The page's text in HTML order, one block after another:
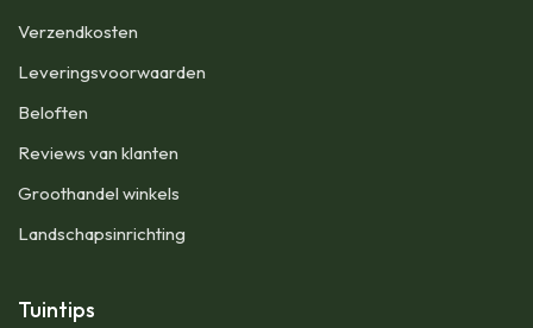
​Verzendkosten
Leveringsvoorwaarden
Beloften
Reviews van klanten
Groothandel winkels
Landschapsinrichting
Tuintips